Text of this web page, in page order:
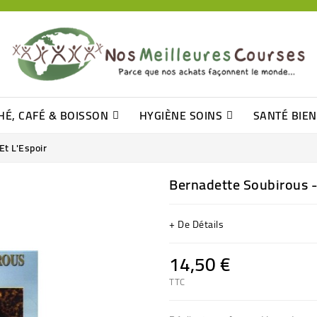
CAFÉ & BOISSON HYGIÈNE SOINS SANTÉ
L'Espoir
Bernadette Soubirous
+ De Détails
14,50 €
TTC